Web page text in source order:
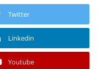
Twitter
Linkedin
Youtube